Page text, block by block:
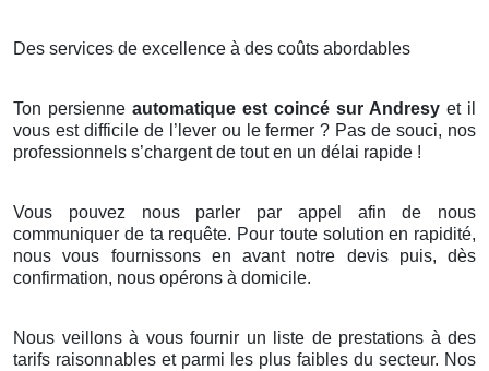
Des services de excellence à des coûts abordables
Ton persienne automatique est coincé sur Andresy et il
vous est difficile de l’lever ou le fermer ? Pas de souci, nos
professionnels s’chargent de tout en un délai rapide !
Vous pouvez nous parler par appel afin de nous
communiquer de ta requête. Pour toute solution en rapidité,
nous vous fournissons en avant notre devis puis, dès
confirmation, nous opérons à domicile.
Nous veillons à vous fournir un liste de prestations à des
tarifs raisonnables et parmi les plus faibles du secteur. Nos